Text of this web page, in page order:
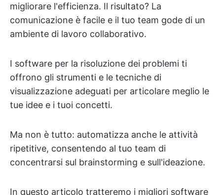
migliorare l'efficienza. Il risultato? La
comunicazione è facile e il tuo team gode di un
ambiente di lavoro collaborativo.
I software per la risoluzione dei problemi ti
offrono gli strumenti e le tecniche di
visualizzazione adeguati per articolare meglio le
tue idee e i tuoi concetti.
Ma non è tutto: automatizza anche le attività
ripetitive, consentendo al tuo team di
concentrarsi sul brainstorming e sull'ideazione.
In questo articolo tratteremo i migliori software